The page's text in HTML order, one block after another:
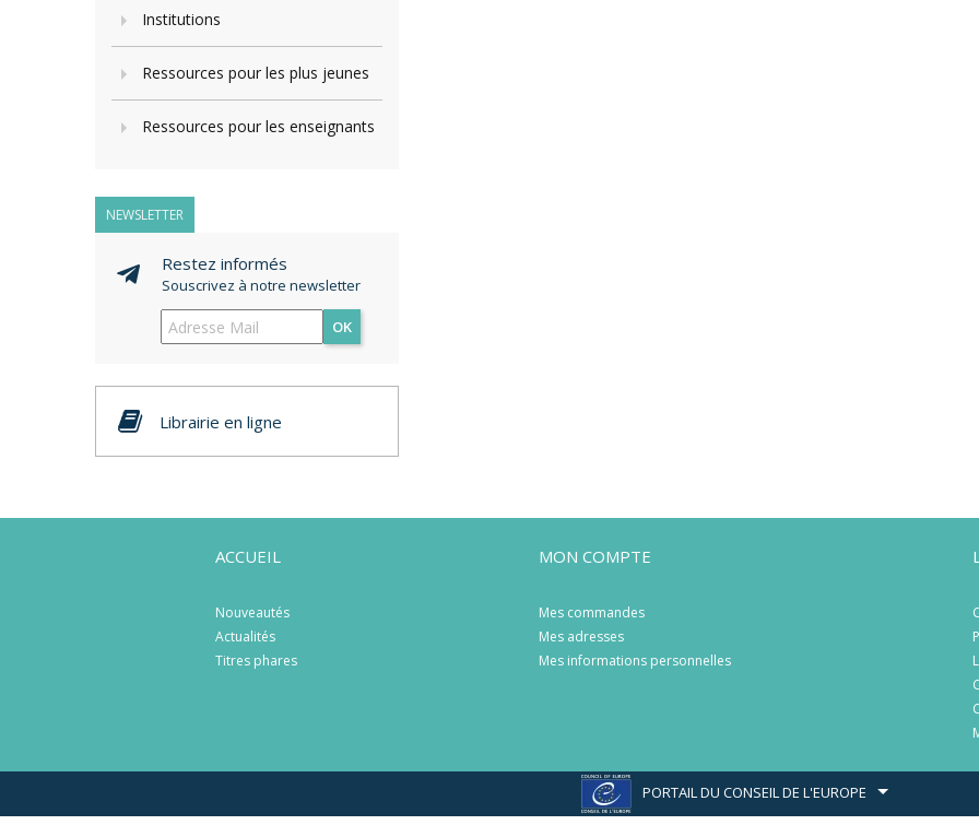
Institutions
Ressources pour les plus jeunes
Ressources pour les enseignants
NEWSLETTER
Restez informés
Souscrivez à notre newsletter
OK
Librairie en ligne
ACCUEIL
Nouveautés
Actualités
Titres phares
MON COMPTE
Mes commandes
Mes adresses
Mes informations personnelles
PORTAIL DU CONSEIL DE L'EUROPE